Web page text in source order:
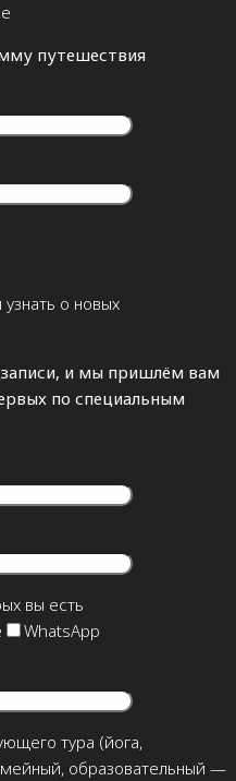
путешествия
о новых
и мы пришлём вам
по специальным
вы есть
WhatsApp
тура (йога,
образовательный —